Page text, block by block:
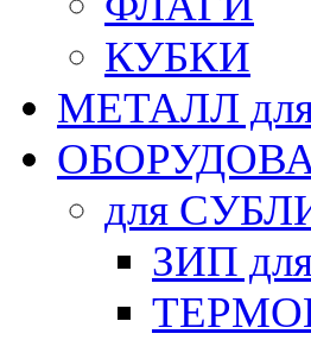
КУБКИ
МЕТАЛЛ для
для
ЗИП